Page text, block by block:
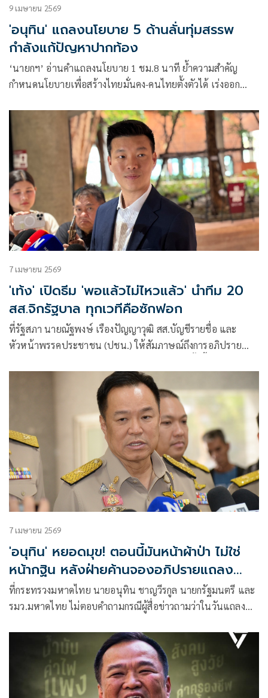
9 เมษายน 2569
'อนุทิน' แถลงนโยบาย 5 ด้านลั่นทุ่มสรรพ
กำลังแก้ปัญหาปากท้อง
‘นายกฯ’ อ่านคำแถลงนโยบาย 1 ชม.8 นาที ย้ำความสำคัญ
กำหนดนโยบายเพื่อสร้างไทยมั่นคง-คนไทยตั้งตัวได้ เร่งออก
7 เมษายน 2569
'เท้ง' เปิดธีม 'พอแล้วไม่ไหวแล้ว' นำทีม 20
สส.จิกรัฐบาล ทุกเวทีคือซักฟอก
ที่รัฐสภา นายณัฐพงษ์ เรืองปัญญาวุฒิ สส.บัญชีรายชื่อ และ
หัวหน้าพรรคประชาชน (ปชน.) ให้สัมภาษณ์ถึงการอภิปราย
“พอแล้ว ไม่ไหวแล้ว” ซึ่งพรรคปชน. พร้อมที่จะเป็นตัวแทนส่ง
เสียงสะท้อนไปยังรัฐบาลถึงความเ
7 เมษายน 2569
'อนุทิน' หยอดมุข! ตอนนี้มันหน้าผ้าป่า ไม่ใช่
หน้ากฐิน หลังฝ่ายค้านจองอภิปรายแถลง
นโยบาย
ที่กระทรวงมหาดไทย นายอนุทิน ชาญวีรกูล นายกรัฐมนตรี และ
รมว.มหาดไทย ไม่ตอบคำถามกรณีผู้สื่อข่าวถามว่าในวันแถลง